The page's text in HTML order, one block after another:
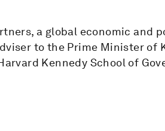
a global economic and
to the Prime Minister of
Kennedy School of